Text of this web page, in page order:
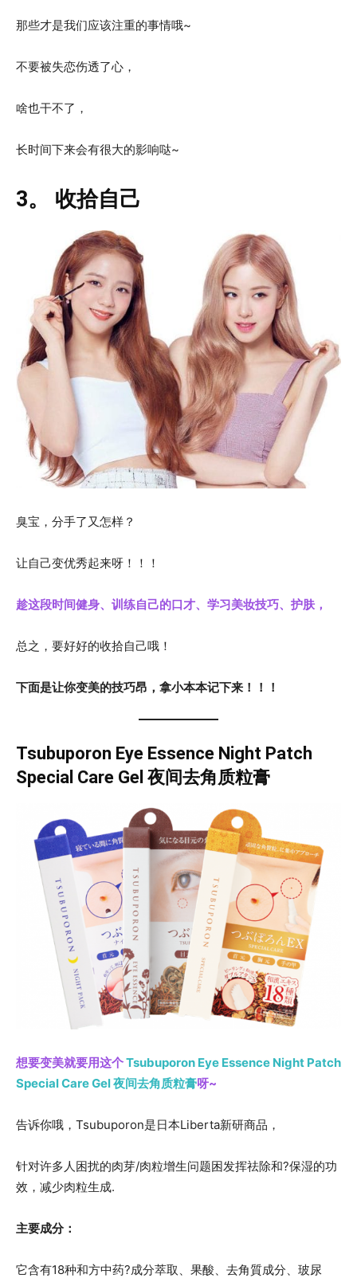
那些才是我们应该注重的事情哦~
不要被失恋伤透了心，
啥也干不了，
长时间下来会有很大的影响哒~
3。 收拾自己
臭宝，分手了又怎样？
让自己变优秀起来呀！！！
趁这段时间健身、训练自己的口才、学习美妆技巧、护肤，
总之，要好好的收拾自己哦！
下面是让你变美的技巧昂，拿小本本记下来！！！
Tsubuporon Eye Essence Night Patch
Special Care Gel 夜间去角质粒膏
想要变美就要用这个Tsubuporon Eye Essence Night Patch
Special Care Gel 夜间去角质粒膏呀~
告诉你哦，Tsubuporon是日本Liberta新研商品，
针对许多人困扰的肉芽/肉粒增生问题困发挥祛除和?保湿的功
效，减少肉粒生成.
主要成分：
它含有18种和方中药?成分萃取、果酸、去角質成分、玻尿